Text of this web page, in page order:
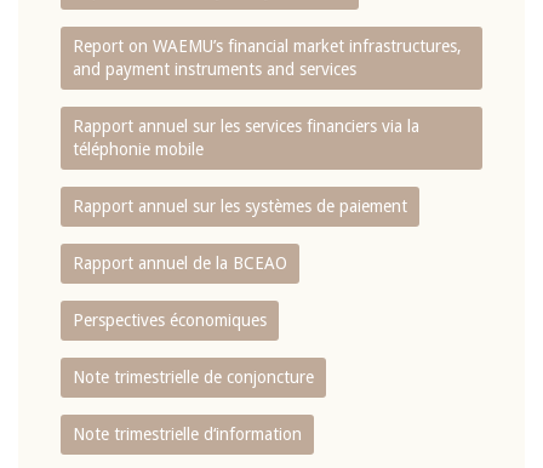
Report on WAEMU’s financial market infrastructures,
and payment instruments and services
Rapport annuel sur les services financiers via la
téléphonie mobile
Rapport annuel sur les systèmes de paiement
Rapport annuel de la BCEAO
Perspectives économiques
Note trimestrielle de conjoncture
Note trimestrielle d‘information